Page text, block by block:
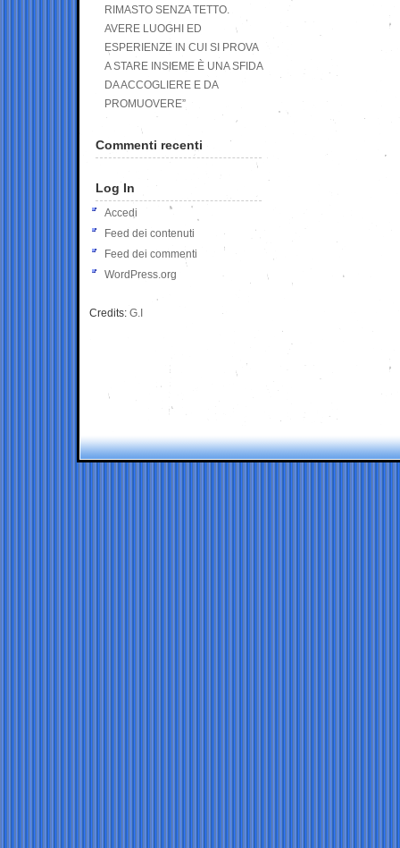
RIMASTO SENZA TETTO.
AVERE LUOGHI ED
ESPERIENZE IN CUI SI PROVA
A STARE INSIEME È UNA SFIDA
DA ACCOGLIERE E DA
PROMUOVERE”
Commenti recenti
Log In
Accedi
Feed dei contenuti
Feed dei commenti
WordPress.org
Credits: G.I